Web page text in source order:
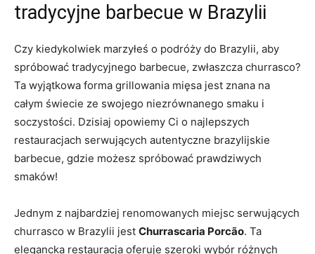
tradycyjne barbecue w Brazylii
Czy kiedykolwiek marzyłeś o podróży do Brazylii, aby
spróbować ‌tradycyjnego barbecue, zwłaszcza churrasco?
Ta wyjątkowa ⁣forma grillowania mięsa jest znana na
całym świecie ze swojego ‌niezrównanego smaku i
soczystości. Dzisiaj​ opowiemy Ci o najlepszych
restauracjach serwujących⁤ autentyczne brazylijskie
barbecue, gdzie możesz‌ spróbować prawdziwych
smaków!
Jednym z ⁣najbardziej renomowanych miejsc serwujących
churrasco ⁣w Brazylii jest Churrascaria Porcão. Ta
elegancka restauracja⁣ oferuje szeroki wybór różnych